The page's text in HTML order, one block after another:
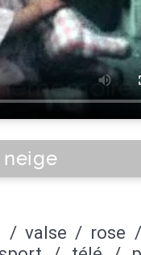
/ valse / rose